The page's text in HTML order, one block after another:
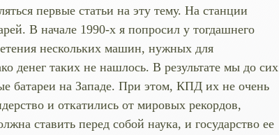
первые статьи на эту тему. На станции
В начале 1990-х я попросил у тогдашнего
нескольких машин, нужных для
денег таких не нашлось. В результате мы до сих
батареи на Западе. При этом, КПД их не очень
и откатились от мировых рекордов,
ставить перед собой наука, и государство ее